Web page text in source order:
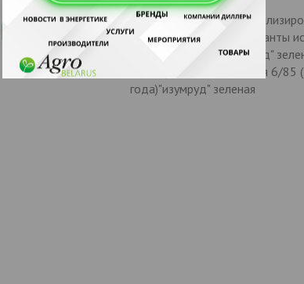
Многолетняя
прозрачная пленка. Варианты
6/150 (2-3 года) "изумруд"
3 года) "изумруд" зеленая 6/85
года)"изумруд" зеленая